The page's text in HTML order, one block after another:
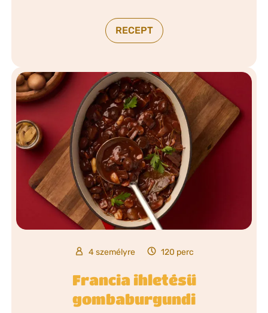
RECEPT
4 személyre 120 perc
Francia ihletésű
gombaburgundi